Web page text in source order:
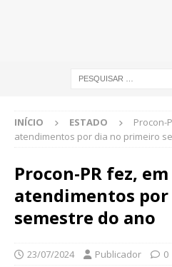
INÍCIO ESTADO
Procon-
atendimentos por dia no primeiro
Procon-PR fez,
atendimentos
semestre do ano
23/07/2024 Publicador 0